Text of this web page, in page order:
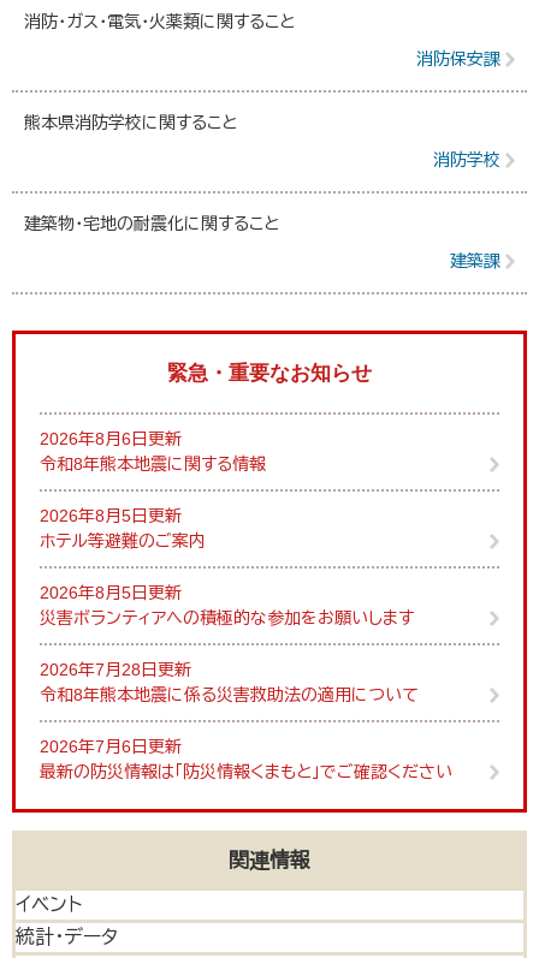
消防・ガス・電気・火薬類に関すること
消防保安課
熊本県消防学校に関すること
消防学校
建築物・宅地の耐震化に関すること
建築課
緊急・重要なお知らせ
2026年8月6日更新
令和8年熊本地震に関する情報
2026年8月5日更新
ホテル等避難のご案内
2026年8月5日更新
災害ボランティアへの積極的な参加をお願いします
2026年7月28日更新
令和8年熊本地震に係る災害救助法の適用について
2026年7月6日更新
最新の防災情報は「防災情報くまもと」でご確認ください
関連情報
イベント
統計・データ